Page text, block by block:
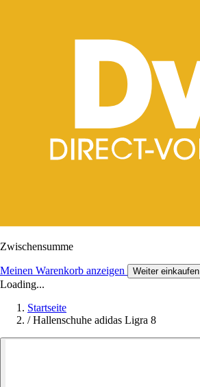
Zwischensumme
Meinen Warenkorb anzeigen Weiter einkaufen
Loading...
Startseite
/ Hallenschuhe adidas Ligra 8